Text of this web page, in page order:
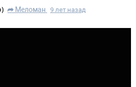
) R Меломан 9 лет назад